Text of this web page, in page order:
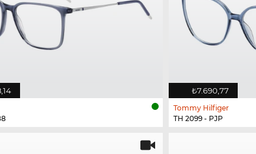
₺7.690,77
Tommy Hilfiger
TH 2099 - PJP